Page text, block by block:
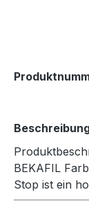
BEKAFIL
Stop ist ein